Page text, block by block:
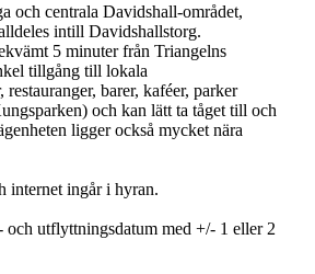
och centrala Davidshall-området,
intill Davidshallstorg.
5 minuter från Triangelns
tillgång till lokala
barer, kaféer, parker
och kan lätt ta tåget till och
ligger också mycket nära
internet ingår i hyran.
utflyttningsdatum med +/- 1 eller 2